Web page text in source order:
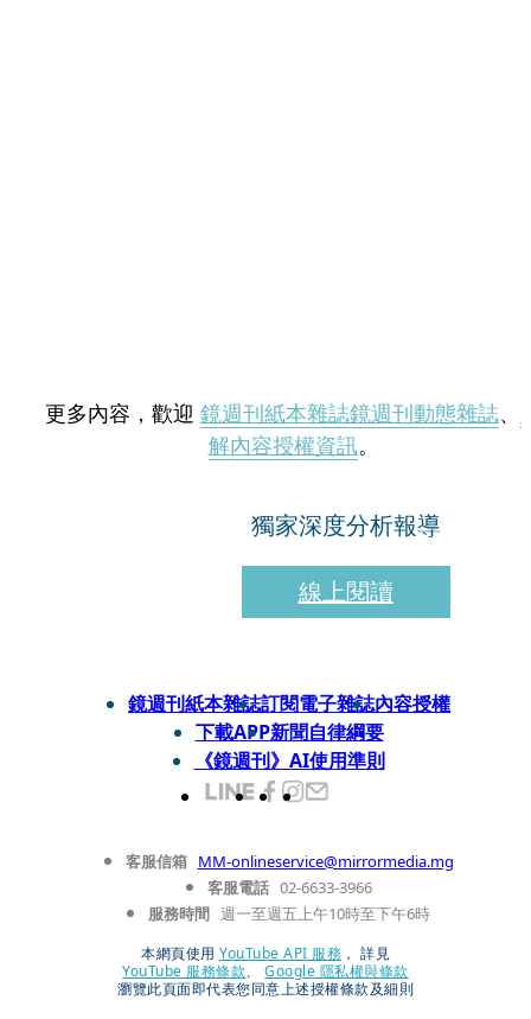
更多內容，歡迎 鏡週刊紙本雜誌鏡週刊動態雜誌、
解內容授權資訊。
獨家深度分析報導
線上閱讀
鏡週刊紙本雜誌訂閱電子雜誌內容授權
下載APP新聞自律綱要
《鏡週刊》AI使用準則
客服信箱 MM-onlineservice@mirrormedia.mg
客服電話 02-6633-3966
服務時間 週一至週五上午10時至下午6時
本網頁使用 YouTube API 服務 ， 詳見
YouTube 服務條款、
Google 隱私權與條款
瀏覽此頁面即代表您同意上述授權條款及細則